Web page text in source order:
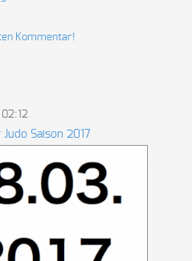
Kommentar!
Saison 2017